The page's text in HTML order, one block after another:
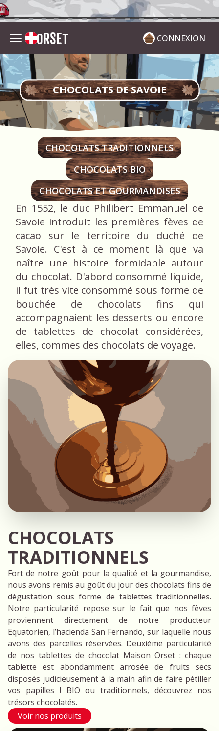
CONNEXION
CHOCOLATS DE SAVOIE
CHOCOLATS TRADITIONNELS
CHOCOLATS BIO
CHOCOLATS ET GOURMANDISES
En 1552, le duc Philibert Emmanuel de
Savoie introduit les premières fèves de
cacao sur le territoire du duché de
Savoie. C'est à ce moment là que va
naître une histoire formidable autour
du chocolat. D'abord consommé liquide,
il fut très vite consommé sous forme de
bouchée de chocolats fins qui
accompagnaient les desserts ou encore
de tablettes de chocolat considérées,
elles, commes des chocolats de voyage.
CHOCOLATS
TRADITIONNELS
Fort de notre goût pour la qualité et la gourmandise,
nous avons remis au goût du jour des chocolats fins de
dégustation sous forme de tablettes traditionnelles.
Notre particularité repose sur le fait que nos fèves
proviennent directement de notre producteur
Equatorien, l’hacienda San Fernando, sur laquelle nous
avons des parcelles réservées. Deuxième particularité
de nos tablettes de chocolat Maison Orset : chaque
tablette est abondamment arrosée de fruits secs
disposés judicieusement à la main afin de faire pétiller
vos papilles ! BIO ou traditionnels, découvrez nos
trésors chocolatés.
Voir nos produits